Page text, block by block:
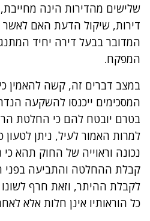
שלישים מהדירות הינה
דירות, שיקול הדעת האם לאשר
המדובר בבעל דירה יחיד
המפקח.
במצב דברים זה, קשה להאמין
המסכימים ייכנסו להשקעה
בטרם יובטח להם כי החלטת
למרות האמור לעיל, ניתן לטעון
נכונה וראוייה של החוק תהא
קבלת ההחלטה והתביעה בפני
לקבלת ההיתר, וזאת חרף
כל הוראותיו אינן חלות אלא